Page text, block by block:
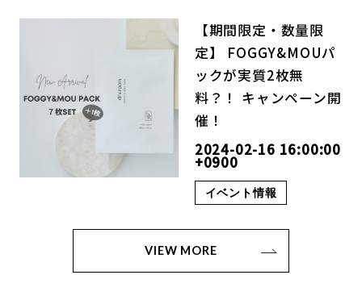
【期間限定・数量限
定】 FOGGY&MOUパ
ックが実質2枚無
料？！ キャンペーン開
催！
2024-02-16 16:00:00
+0900
イベント情報
VIEW MORE